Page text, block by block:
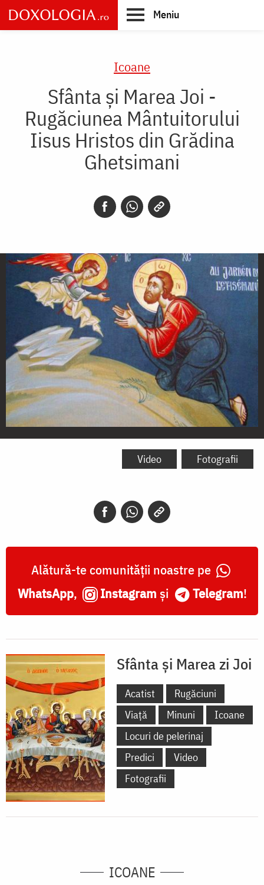
Skip
to
main
Meniu
Icoane
Sfânta și Marea Joi -
Rugăciunea Mântuitorului
Iisus Hristos din Grădina
Ghetsimani
Sfânta
Mântuitorului
Hristos
Grădina
Ghetsimani
Video Fotografii
Alătură-te comunității noastre pe
WhatsApp, Instagram și Telegram!
Sfânta și Marea zi Joi
Acatist
Rugăciuni
Viață
Minuni
Icoane
Locuri de pelerinaj
Predici
Video
Fotografii
ICOANE